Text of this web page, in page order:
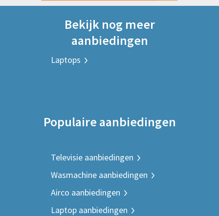
Bekijk nog meer
aanbiedingen
Laptops
Populaire aanbiedingen
Televisie aanbiedingen
Wasmachine aanbiedingen
Airco aanbiedingen
Laptop aanbiedingen